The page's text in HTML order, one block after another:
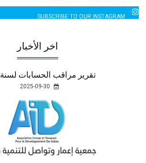
2760 LIKES
SUBSCRIBE TO OUR INSTAGRAM
اخر الأخبار
تقرير مراقب الحسابات لسنة 2024